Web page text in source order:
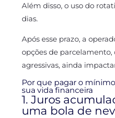
Além disso, o uso do
dias.
Após esse prazo, a
opções de
agressivas, ainda
Por que pagar o
sua vida financeira
1. Juros
uma bola de